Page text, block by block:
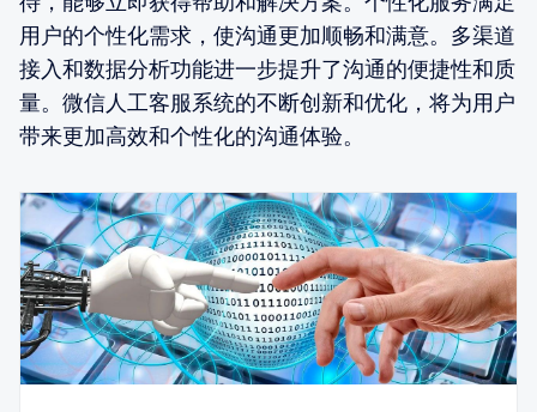
用户的个性化需求，使沟通更加顺畅和满意。多渠道
接入和数据分析功能进一步提升了沟通的便捷性和质
量。微信人工客服系统的不断创新和优化，将为用户
带来更加高效和个性化的沟通体验。